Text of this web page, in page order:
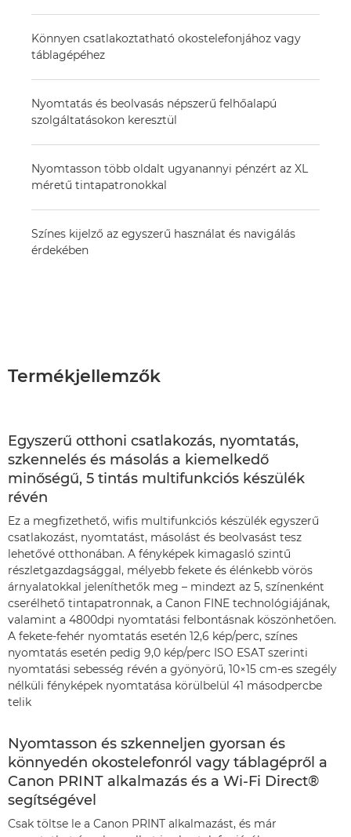
Könnyen csatlakoztatható okostelefonjához vagy
táblagépéhez
Nyomtatás és beolvasás népszerű felhőalapú
szolgáltatásokon keresztül
Nyomtasson több oldalt ugyanannyi pénzért az XL
méretű tintapatronokkal
Színes kijelző az egyszerű használat és navigálás
érdekében
Termékjellemzők
Egyszerű otthoni csatlakozás, nyomtatás,
szkennelés és másolás a kiemelkedő
minőségű, 5 tintás multifunkciós készülék
révén
Ez a megfizethető, wifis multifunkciós készülék egyszerű
csatlakozást, nyomtatást, másolást és beolvasást tesz
lehetővé otthonában. A fényképek kimagasló szintű
részletgazdagsággal, mélyebb fekete és élénkebb vörös
árnyalatokkal jeleníthetők meg – mindezt az 5, színenként
cserélhető tintapatronnak, a Canon FINE technológiájának,
valamint a 4800dpi nyomtatási felbontásnak köszönhetően.
A fekete-fehér nyomtatás esetén 12,6 kép/perc, színes
nyomtatás esetén pedig 9,0 kép/perc ISO ESAT szerinti
nyomtatási sebesség révén a gyönyörű, 10×15 cm-es szegély
nélküli fényképek nyomtatása körülbelül 41 másodpercbe
telik
Nyomtasson és szkenneljen gyorsan és
könnyedén okostelefonról vagy táblagépről a
Canon PRINT alkalmazás és a Wi-Fi Direct®
segítségével
Csak töltse le a Canon PRINT alkalmazást, és már